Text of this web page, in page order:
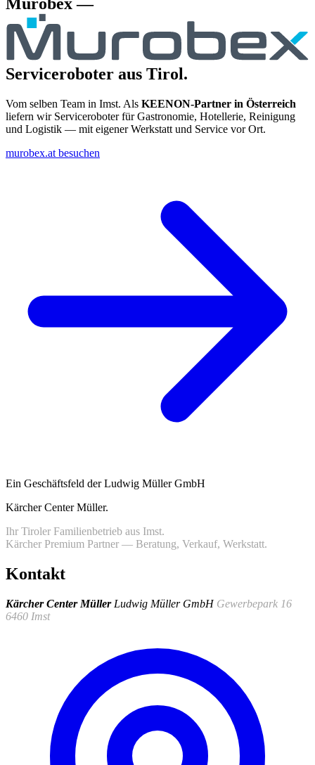
Murobex —
Serviceroboter aus Tirol.
Vom selben Team in Imst. Als KEENON-Partner in Österreich
liefern wir Serviceroboter für Gastronomie, Hotellerie, Reinigung
und Logistik — mit eigener Werkstatt und Service vor Ort.
murobex.at besuchen
Ein Geschäftsfeld der Ludwig Müller GmbH
Kärcher Center Müller.
Ihr Tiroler Familienbetrieb aus Imst.
Kärcher Premium Partner — Beratung, Verkauf, Werkstatt.
Kontakt
Kärcher Center Müller Ludwig Müller GmbH Gewerbepark 16
6460 Imst